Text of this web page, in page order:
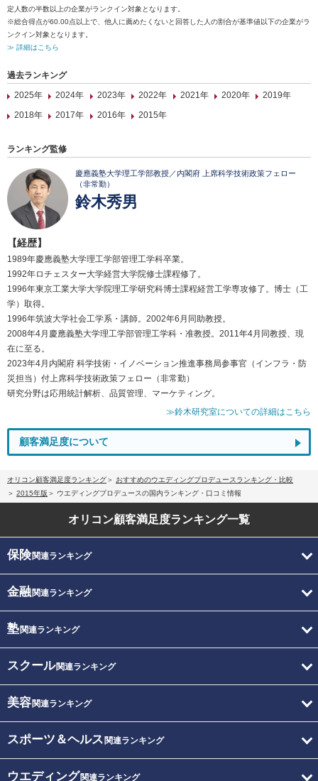
定人数の半数以上の企業がランクイン対象となります。
※総合得点が60.00点以上で、他人に薦めたくないと回答した人の割合が基準値以下の企業がラ
ンクイン対象となります。
≫ 詳細はこちら
過去ランキング
2025年
2024年 2023年 2022年 2021年 2020年
2019年
2018年
2017年 2016年 2015年
ランキング監修
慶應義塾大学理工学部教授／内閣府 上席科学技術政策フェロー
（非常勤）
鈴木秀男
【経歴】
1989年慶應義塾大学理工学部管理工学科卒業。
1992年ロチェスター大学経営大学院修士課程修了。
1996年東京工業大学大学院理工学研究科博士課程経営工学専攻修了。博士（工
学）取得。
1996年筑波大学社会工学系・講師。2002年6月同助教授。
2008年4月慶應義塾大学理工学部管理工学科・准教授。2011年4月同教授、現
在に至る。
2023年4月内閣府 科学技術・イノベーション推進事務局参事官（インフラ・防
災担当）付上席科学技術政策フェロー（非常勤）
研究分野は応用統計解析、品質管理、マーケティング。
≫鈴木研究室についての詳細はこちら
顧客満足度について
オリコン顧客満足度ランキング
おすすめのウエディングプロデュースランキング・比較
2015年版
ウエディングプロデュースの国内ランキング・口コミ情報
オリコン顧客満足度ランキング一覧
保険関連ランキング
金融関連ランキング
塾関連ランキング
スクール関連ランキング
美容関連ランキング
スポーツ＆ヘルス 関連ランキング
ウエディング関連ランキング